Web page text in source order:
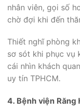
nhân viên, gọi số
chờ đợi khi đến
Thiết nghĩ phòng
sơ sót khi phục vụ
cái nhìn khách
uy tín TPHCM.
4. Bệnh viện Răng